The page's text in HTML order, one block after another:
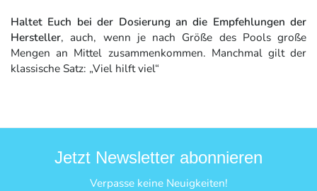
Haltet Euch bei der Dosierung an die Empfehlungen der
Hersteller, auch, wenn je nach Größe des Pools große
Mengen an Mittel zusammenkommen. Manchmal gilt der
klassische Satz: „Viel hilft viel“
Jetzt Newsletter abonnieren
Verpasse keine Neuigkeiten!